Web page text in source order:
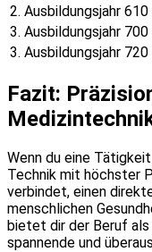
2. Ausbildungsjahr 610
3. Ausbildungsjahr 700
3. Ausbildungsjahr 720
Fazit:
Wenn du eine
Technik mit höchster
verbindet, einen
menschlichen
bietet dir der Beruf als
spannende und